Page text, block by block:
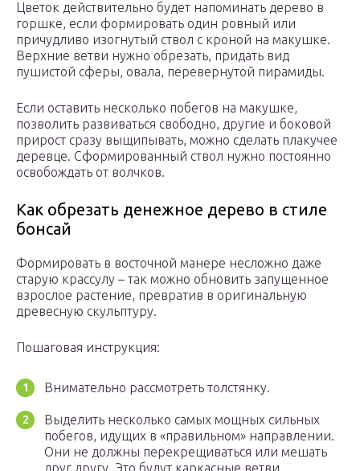
Цветок действительно будет напоминать дерево в
горшке, если формировать один ровный или
причудливо изогнутый ствол с кроной на макушке.
Верхние ветви нужно обрезать, придать вид
пушистой сферы, овала, перевернутой пирамиды.
Если оставить несколько побегов на макушке,
позволить развиваться свободно, другие и боковой
прирост сразу выщипывать, можно сделать плакучее
деревце. Сформированный ствол нужно постоянно
освобождать от волчков.
Как обрезать денежное дерево в стиле
бонсай
Формировать в восточной манере несложно даже
старую крассулу – так можно обновить запущенное
взрослое растение, превратив в оригинальную
древесную скульптуру.
Пошаговая инструкция:
Внимательно рассмотреть толстянку.
Выделить несколько самых мощных сильных
побегов, идущих в «правильном» направлении.
Они не должны перекрещиваться или мешать
друг другу. Это будут каркасные ветви.